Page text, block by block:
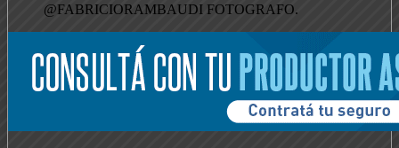
@FABRICIORAMBAUDI FOTOGRAFO.